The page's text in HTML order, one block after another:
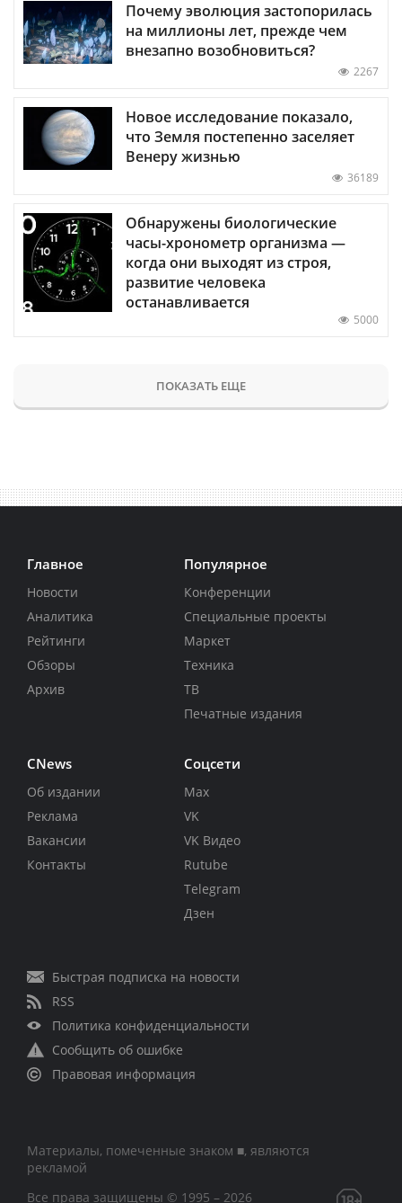
Почему эволюция застопорилась
на миллионы лет, прежде чем
внезапно возобновиться?
2267
Новое исследование показало,
что Земля постепенно заселяет
Венеру жизнью
36189
Обнаружены биологические
часы-хронометр организма —
когда они выходят из строя,
развитие человека
останавливается
5000
ПОКАЗАТЬ ЕЩЕ
Главное
Новости
Аналитика
Рейтинги
Обзоры
Архив
Популярное
Конференции
Специальные проекты
Маркет
Техника
ТВ
Печатные издания
CNews
Об издании
Реклама
Вакансии
Контакты
Соцсети
Max
VK
VK Видео
Rutube
Telegram
Дзен
Быстрая подписка на новости
RSS
Политика конфиденциальности
Сообщить об ошибке
Правовая информация
Материалы, помеченные знаком ■, являются
рекламой
Все права защищены © 1995 – 2026